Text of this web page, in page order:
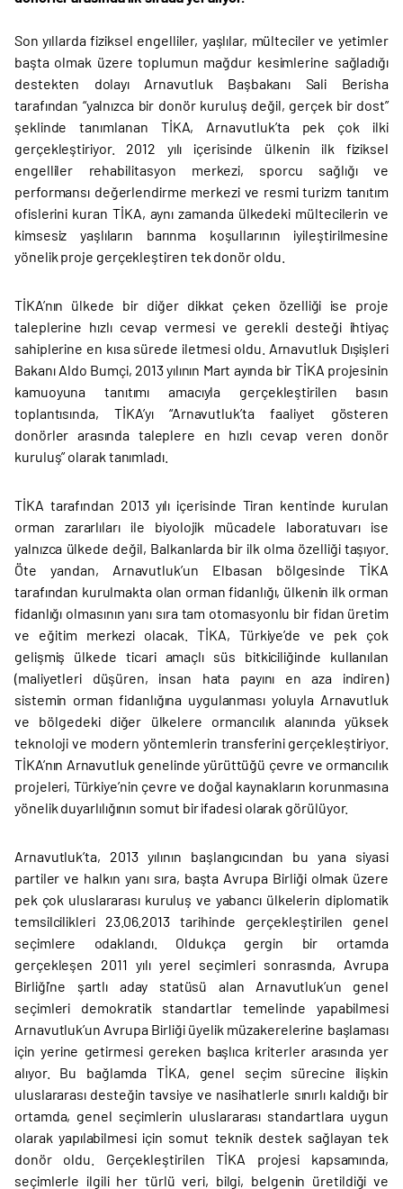
Son yıllarda fiziksel engelliler, yaşlılar, mülteciler ve yetimler
başta olmak üzere toplumun mağdur kesimlerine sağladığı
destekten dolayı Arnavutluk Başbakanı Sali Berisha
tarafından “yalnızca bir donör kuruluş değil, gerçek bir dost”
şeklinde tanımlanan TİKA, Arnavutluk’ta pek çok ilki
gerçekleştiriyor. 2012 yılı içerisinde ülkenin ilk fiziksel
engelliler rehabilitasyon merkezi, sporcu sağlığı ve
performansı değerlendirme merkezi ve resmi turizm tanıtım
ofislerini kuran TİKA, aynı zamanda ülkedeki mültecilerin ve
kimsesiz yaşlıların barınma koşullarının iyileştirilmesine
yönelik proje gerçekleştiren tek donör oldu.
TİKA’nın ülkede bir diğer dikkat çeken özelliği ise proje
taleplerine hızlı cevap vermesi ve gerekli desteği ihtiyaç
sahiplerine en kısa sürede iletmesi oldu. Arnavutluk Dışişleri
Bakanı Aldo Bumçi, 2013 yılının Mart ayında bir TİKA projesinin
kamuoyuna tanıtımı amacıyla gerçekleştirilen basın
toplantısında, TİKA’yı “Arnavutluk’ta faaliyet gösteren
donörler arasında taleplere en hızlı cevap veren donör
kuruluş” olarak tanımladı.
TİKA tarafından 2013 yılı içerisinde Tiran kentinde kurulan
orman zararlıları ile biyolojik mücadele laboratuvarı ise
yalnızca ülkede değil, Balkanlarda bir ilk olma özelliği taşıyor.
Öte yandan, Arnavutluk’un Elbasan bölgesinde TİKA
tarafından kurulmakta olan orman fidanlığı, ülkenin ilk orman
fidanlığı olmasının yanı sıra tam otomasyonlu bir fidan üretim
ve eğitim merkezi olacak. TİKA, Türkiye’de ve pek çok
gelişmiş ülkede ticari amaçlı süs bitkiciliğinde kullanılan
(maliyetleri düşüren, insan hata payını en aza indiren)
sistemin orman fidanlığına uygulanması yoluyla Arnavutluk
ve bölgedeki diğer ülkelere ormancılık alanında yüksek
teknoloji ve modern yöntemlerin transferini gerçekleştiriyor.
TİKA’nın Arnavutluk genelinde yürüttüğü çevre ve ormancılık
projeleri, Türkiye’nin çevre ve doğal kaynakların korunmasına
yönelik duyarlılığının somut bir ifadesi olarak görülüyor.
Arnavutluk’ta, 2013 yılının başlangıcından bu yana siyasi
partiler ve halkın yanı sıra, başta Avrupa Birliği olmak üzere
pek çok uluslararası kuruluş ve yabancı ülkelerin diplomatik
temsilcilikleri 23.06.2013 tarihinde gerçekleştirilen genel
seçimlere odaklandı. Oldukça gergin bir ortamda
gerçekleşen 2011 yılı yerel seçimleri sonrasında, Avrupa
Birliği’ne şartlı aday statüsü alan Arnavutluk’un genel
seçimleri demokratik standartlar temelinde yapabilmesi
Arnavutluk’un Avrupa Birliği üyelik müzakerelerine başlaması
için yerine getirmesi gereken başlıca kriterler arasında yer
alıyor. Bu bağlamda TİKA, genel seçim sürecine ilişkin
uluslararası desteğin tavsiye ve nasihatlerle sınırlı kaldığı bir
ortamda, genel seçimlerin uluslararası standartlara uygun
olarak yapılabilmesi için somut teknik destek sağlayan tek
donör oldu. Gerçekleştirilen TİKA projesi kapsamında,
seçimlerle ilgili her türlü veri, bilgi, belgenin üretildiği ve